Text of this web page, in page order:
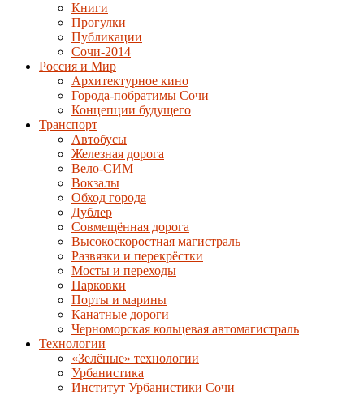
Книги
Прогулки
Публикации
Сочи-2014
Россия и Мир
Архитектурное кино
Города-побратимы Сочи
Концепции будущего
Транспорт
Автобусы
Железная дорога
Вело-СИМ
Вокзалы
Обход города
Дублер
Совмещённая дорога
Высокоскоростная магистраль
Развязки и перекрёстки
Мосты и переходы
Парковки
Порты и марины
Канатные дороги
Черноморская кольцевая автомагистраль
Технологии
«Зелёные» технологии
Урбанистика
Институт Урбанистики Сочи